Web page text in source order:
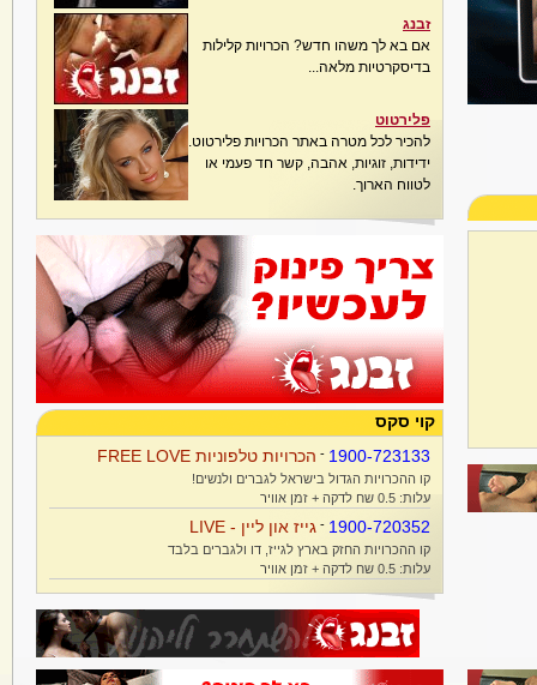
זבנג
אם בא לך משהו חדש? הכרויות קלילות
בדיסקרטיות מלאה...
פלירטוט
להכיר לכל מטרה באתר הכרויות פלירטוט.
ידידות, זוגיות, אהבה, קשר חד פעמי או
לטווח הארוך.
קוי סקס
1900-723133
- הכרויות טלפוניות FREE LOVE
קו ההכרויות הגדול בישראל לגברים ולנשים!
עלות: 0.5 שח לדקה + זמן אוויר
1900-720352
- גייז און ליין - LIVE
קו ההכרויות החזק בארץ לגייז, דו ולגברים בלבד
עלות: 0.5 שח לדקה + זמן אוויר